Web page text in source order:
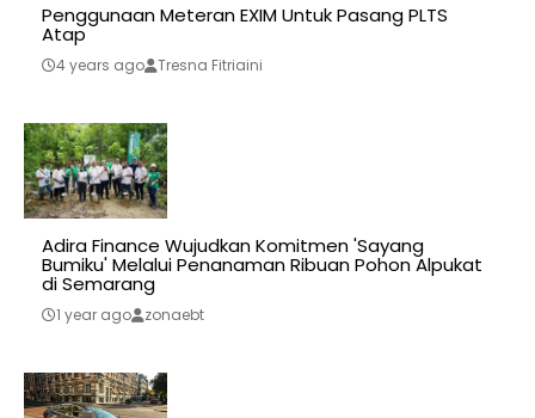
Penggunaan Meteran EXIM Untuk Pasang PLTS
Atap
4 years ago Tresna Fitriaini
Adira Finance Wujudkan Komitmen 'Sayang
Bumiku' Melalui Penanaman Ribuan Pohon Alpukat
di Semarang
1 year ago zonaebt